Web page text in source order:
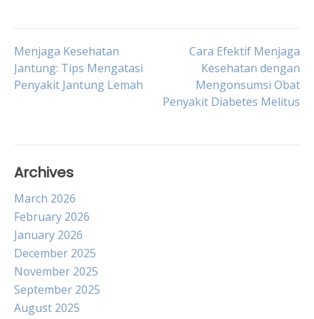
Post
navigation
Menjaga Kesehatan
Jantung: Tips Mengatasi
Penyakit Jantung Lemah
Cara Efektif Menjaga
Kesehatan dengan
Mengonsumsi Obat
Penyakit Diabetes Melitus
Archives
March 2026
February 2026
January 2026
December 2025
November 2025
September 2025
August 2025